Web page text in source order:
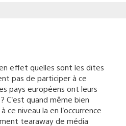
en effet quelles sont les dites
pas de participer à ce
pays européens ont leurs
C’est quand même bien
ce niveau la en l’occurrence
tearaway de média